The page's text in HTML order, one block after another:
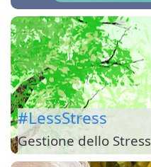
#LessStress
Gestione dello Stress